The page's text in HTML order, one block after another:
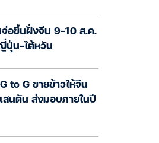
อขึ้นฝั่งจีน 9-10 ส.ค.
ปุ่น-ไต้หวัน
to G ขายข้าวให้จีน
สนตัน ส่งมอบภายในปี